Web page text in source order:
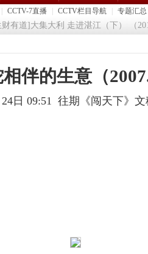
CCTV-7直播 CCTV栏目导航 专题汇总
有道]大集大利 走进湛江（下） （
伴的生意（
24日 09:51 往期《闯天下》